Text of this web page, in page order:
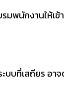
นักงานให้เข้า
บที่เสถียร อา